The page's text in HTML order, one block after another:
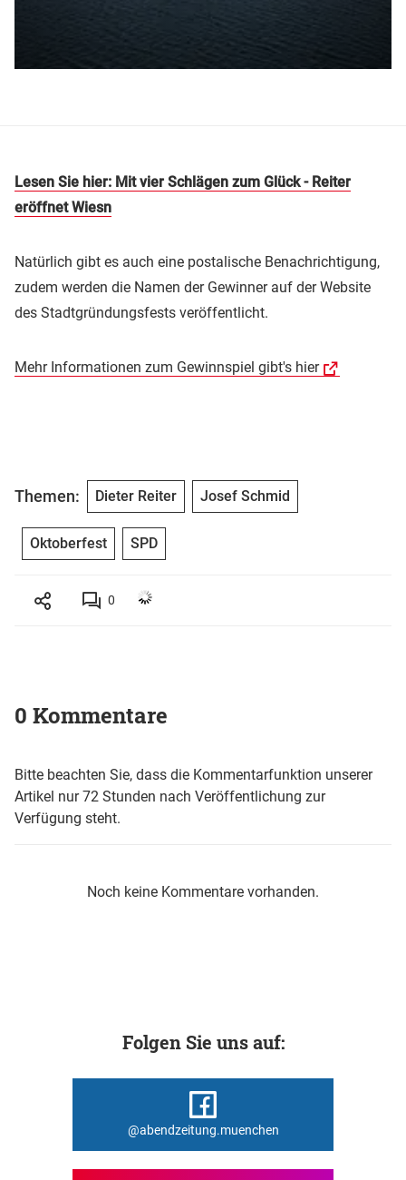
Lesen Sie hier: Mit vier Schlägen zum Glück - Reiter
eröffnet Wiesn
Natürlich gibt es auch eine postalische Benachrichtigung,
zudem werden die Namen der Gewinner auf der Website
des Stadtgründungsfests veröffentlicht.
Mehr Informationen zum Gewinnspiel gibt's hier
Themen: Dieter Reiter Josef Schmid
Oktoberfest SPD
0
0 Kommentare
Bitte beachten Sie, dass die Kommentarfunktion unserer
Artikel nur 72 Stunden nach Veröffentlichung zur
Verfügung steht.
Noch keine Kommentare vorhanden.
Folgen Sie uns auf:
@abendzeitung.muenchen